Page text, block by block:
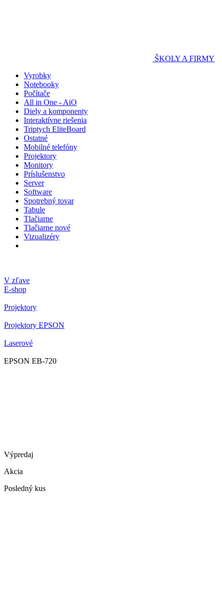
ŠKOLY A FIRMY
Vyrobky
Notebooky
Počítače
All in One - AiO
Diely a komponenty
Interaktívne riešenia
Triptych EliteBoard
Ostatné
Mobilné telefóny
Projektory
Monitory
Príslušenstvo
Server
Software
Spotrebný tovar
Tabule
Tlačiarne
Tlačiarne nové
Vizualizéry
V zľave
E-shop
Projektory
Projektory EPSON
Laserové
EPSON EB-720
Výpredaj
Akcia
Posledný kus